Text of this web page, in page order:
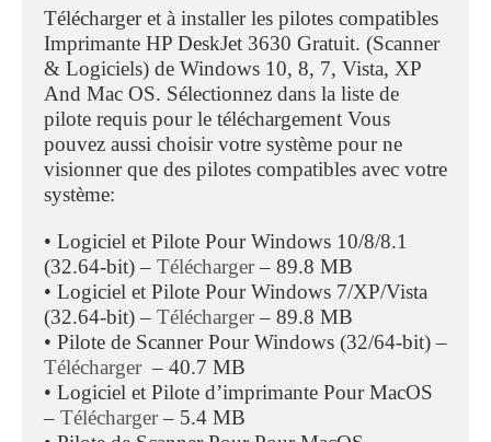
Télécharger et à installer les pilotes compatibles
Imprimante HP DeskJet 3630 Gratuit. (Scanner
& Logiciels) de Windows 10, 8, 7, Vista, XP
And Mac OS. Sélectionnez dans la liste de
pilote requis pour le téléchargement Vous
pouvez aussi choisir votre système pour ne
visionner que des pilotes compatibles avec votre
système:
• Logiciel et Pilote Pour Windows 10/8/8.1
(32.64-bit) – Télécharger– 89.8 MB
• Logiciel et Pilote Pour Windows 7/XP/Vista
(32.64-bit) – Télécharger– 89.8 MB
• Pilote de Scanner Pour Windows (32/64-bit) –
Télécharger– 40.7 MB
• Logiciel et Pilote d’imprimante Pour MacOS
– Télécharger– 5.4 MB